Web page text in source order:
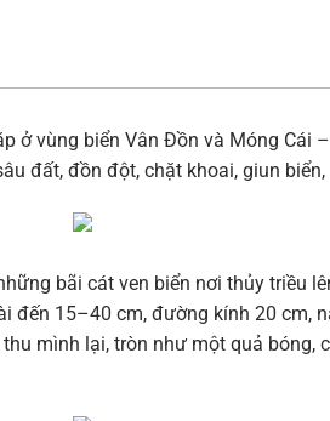
ở vùng biển Vân Đồn và Móng Cái
đất, đồn đột, chặt khoai, giun
bãi cát ven biển nơi thủy triều
đến 15–40 cm, đường kính 20
mình lại, tròn như một quả